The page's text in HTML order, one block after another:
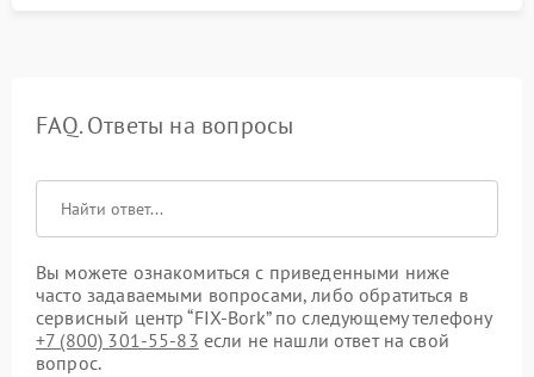
FAQ. Ответы на вопросы
Вы можете ознакомиться с приведенными ниже
часто задаваемыми вопросами, либо обратиться в
сервисный центр “FIX-Bork” по следующему телефону
+7 (800) 301-55-83 если не нашли ответ на свой
вопрос.